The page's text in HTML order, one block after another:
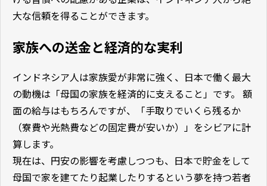
大な信頼を得ることができます。
家族への送金と経済的な実利
インドネシア人は家族愛が非常に強く、日本で働く最大
の動機は「母国の家族を経済的に支えること」です。 額
面の給与はもちろんですが、「手取りでいくら残るか
（寮費や光熱費などの固定費が安いか）」をシビアに計
算します。
現在は、円安の影響を考慮しつつも、日本で貯金をして
母国で家を建てたり起業したりするという夢を持つ若者